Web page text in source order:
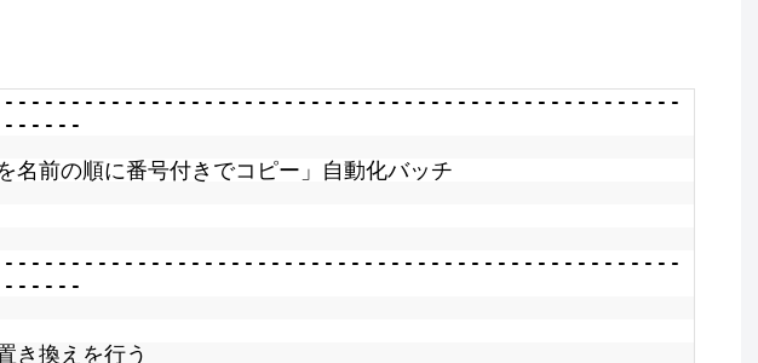
名前の順に番号付きでコピー」自動化バッチ
き換えを行う